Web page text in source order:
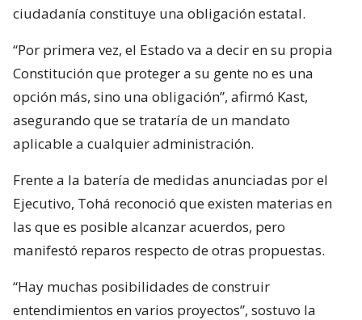
ciudadanía constituye una obligación estatal.
“Por primera vez, el Estado va a decir en su propia
Constitución que proteger a su gente no es una
opción más, sino una obligación”, afirmó Kast,
asegurando que se trataría de un mandato
aplicable a cualquier administración.
Frente a la batería de medidas anunciadas por el
Ejecutivo, Tohá reconoció que existen materias en
las que es posible alcanzar acuerdos, pero
manifestó reparos respecto de otras propuestas.
“Hay muchas posibilidades de construir
entendimientos en varios proyectos”, sostuvo la